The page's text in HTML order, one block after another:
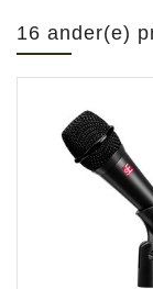
16 ander(e)